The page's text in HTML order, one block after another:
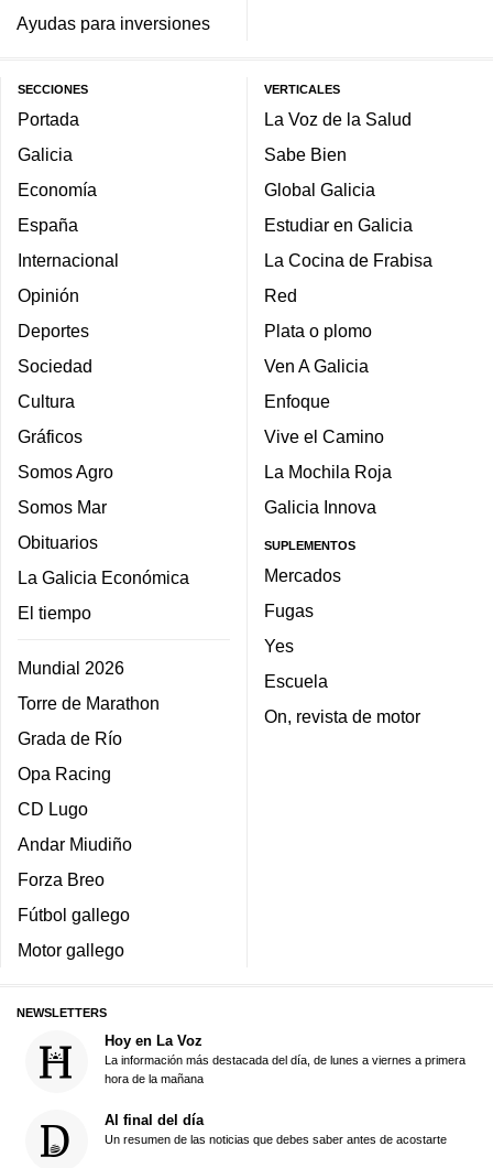
Ayudas para inversiones
SECCIONES
Portada
Galicia
Economía
España
Internacional
Opinión
Deportes
Sociedad
Cultura
Gráficos
Somos Agro
Somos Mar
Obituarios
La Galicia Económica
El tiempo
Mundial 2026
Torre de Marathon
Grada de Río
Opa Racing
CD Lugo
Andar Miudiño
Forza Breo
Fútbol gallego
Motor gallego
VERTICALES
La Voz de la Salud
Sabe Bien
Global Galicia
Estudiar en Galicia
La Cocina de Frabisa
Red
Plata o plomo
Ven A Galicia
Enfoque
Vive el Camino
La Mochila Roja
Galicia Innova
SUPLEMENTOS
Mercados
Fugas
Yes
Escuela
On, revista de motor
NEWSLETTERS
Hoy en La Voz
La información más destacada del día, de lunes a viernes a primera
hora de la mañana
Al final del día
Un resumen de las noticias que debes saber antes de acostarte